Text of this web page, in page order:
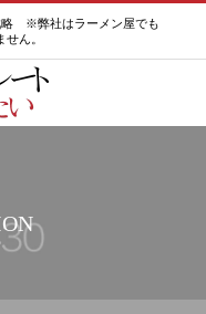
略 ※弊社はラーメン屋でも
ん。